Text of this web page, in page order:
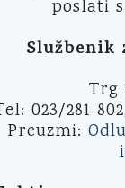
poslati
Trg
023/281
Preuzmi: